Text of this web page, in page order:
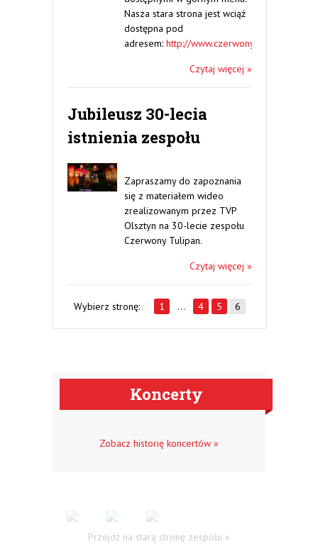
Nasza stara strona jest wciąż
dostępna pod
adresem: http://
Czytaj więcej »
Jubileusz 30-lecia
istnienia zespołu
Zapraszamy do zapoznania
się z materiałem wideo
zrealizowanym przez TVP
Olsztyn na 30-lecie zespołu
Czerwony Tulipan.
Czytaj więcej »
Wybierz stronę: 1 … 4 5 6
Koncerty
Zobacz historię koncertów »
Przejdź na starą stronę zespołu »